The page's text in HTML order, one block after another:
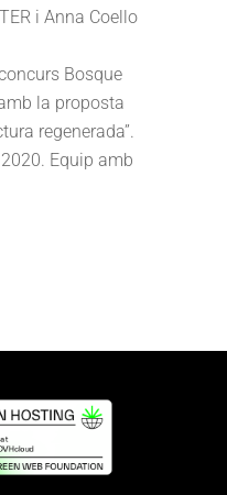
i Anna Coello
Bosque
la proposta
regenerada”.
Equip amb